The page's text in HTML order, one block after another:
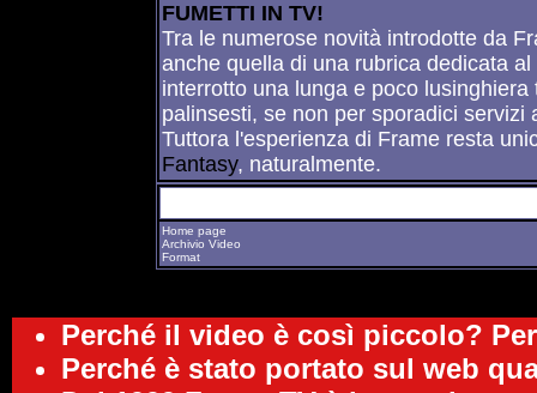
FUMETTI IN TV!
Tra le numerose novità introdotte da
anche quella di una rubrica dedicata
interrotto una lunga e poco
palinsesti, se non per sporadici servizi
Tuttora l'esperienza di Frame resta
Fantasy, naturalmente.
Home page
Archivio Video
Format
Perché il video è così piccolo?
Perché è stato portato sul web